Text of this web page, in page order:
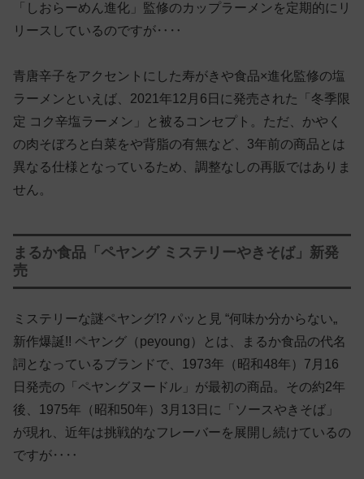
「しおらーめん進化」監修のカップラーメンを定期的にリ
リースしているのですが‥‥
青唐辛子をアクセントにした寿がきや食品×進化監修の塩
ラーメンといえば、2021年12月6日に発売された「冬季限
定 コク辛塩ラーメン」と被るコンセプト。ただ、かやく
の肉そぼろと白菜をや背脂の有無など、3年前の商品とは
異なる仕様となっているため、調整なしの再販ではありま
せん。
まるか食品「ペヤング ミステリーやきそば」新発
売
ミステリーな謎ペヤング!? パッと見 “何味か分からない„
新作爆誕!! ペヤング（peyoung）とは、まるか食品の代名
詞となっているブランドで、1973年（昭和48年）7月16
日発売の「ペヤングヌードル」が最初の商品。その約2年
後、1975年（昭和50年）3月13日に「ソースやきそば」
が現れ、近年は挑戦的なフレーバーを展開し続けているの
ですが‥‥